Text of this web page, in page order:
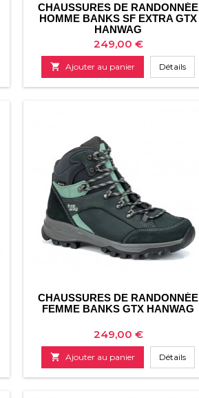
CHAUSSURES DE RANDONNÉE
HOMME BANKS SF EXTRA GTX
HANWAG
Prix
249,00 €
 Ajouter au panier Détails
CHAUSSURES DE RANDONNÉE
FEMME BANKS GTX HANWAG
Prix
249,00 €
 Ajouter au panier Détails